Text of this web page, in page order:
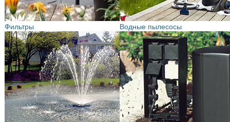
Фильтры Водные пылесосы